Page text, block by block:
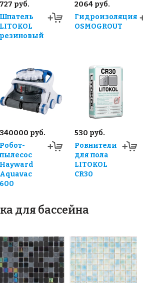
727 руб.
Шпатель
LITOKOL
резиновый
2064 руб.
Гидроизоляция
OSMOGROUT
340000 руб.
Робот-
пылесос
Hayward
Aquavac
600
530 руб.
Ровнители
для пола
LITOKOL
CR30
для бассейна